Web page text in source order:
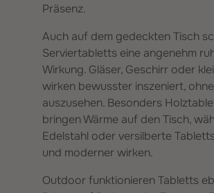
Präsenz.
Auch auf dem gedeckten Tisch
Serviertabletts eine angenehm
Wirkung. Gläser, Geschirr oder
wirken bewusster inszeniert,
auszusehen. Besonders
bringen Wärme auf den Tisch,
Edelstahl oder versilberte
und moderner wirken.
Outdoor funktionieren Tabletts